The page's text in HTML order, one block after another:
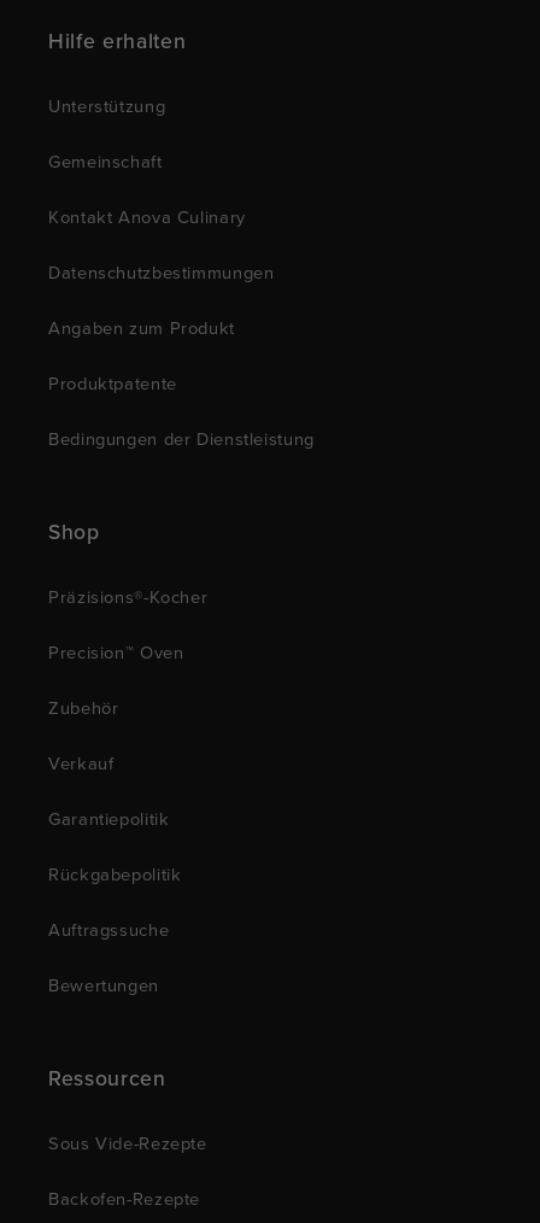
Hilfe erhalten
Unterstützung
Gemeinschaft
Kontakt Anova Culinary
Datenschutzbestimmungen
Angaben zum Produkt
Produktpatente
Bedingungen der Dienstleistung
Shop
Präzisions®-Kocher
Precision™ Oven
Zubehör
Verkauf
Garantiepolitik
Rückgabepolitik
Auftragssuche
Bewertungen
Ressourcen
Sous Vide-Rezepte
Backofen-Rezepte